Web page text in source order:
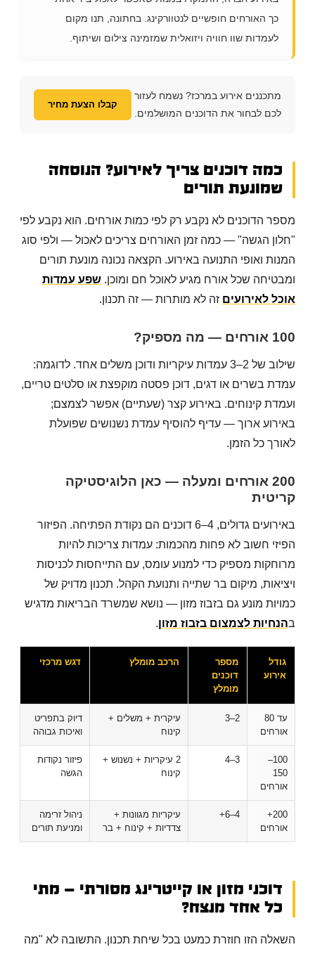
כך האורחים חופשיים לנטוורקינג. בחתונה, תנו מקום
לעמדות שוו חוויה ויזואלית שמזמינה צילום ושיתוף.
מתכננים אירוע במרכז? נשמח לעזור
לכם לבחור את הדוכנים המושלמים.
קבלו הצעת מחיר
כמה דוכנים צריך לאירוע? הנוסחה
שמונעת תורים
מספר הדוכנים לא נקבע רק לפי כמות אורחים. הוא נקבע לפי
"חלון הגשה" — כמה זמן האורחים צריכים לאכול — ולפי סוג
המנות ואופי התנועה באירוע. הקצאה נכונה מונעת תורים
ומבטיחה שכל אורח מגיע לאוכל חם ומוכן. שפע עמדות
אוכל לאירועים זה לא מותרות — זה תכנון.
100 אורחים — מה מספיק?
שילוב של 2–3 עמדות עיקריות ודוכן משלים אחד. לדוגמה:
עמדת בשרים או דגים, דוכן פסטה מוקפצת או סלטים טריים,
ועמדת קינוחים. באירוע קצר (שעתיים) אפשר לצמצם;
באירוע ארוך — עדיף להוסיף עמדת נשנושים שפועלת
לאורך כל הזמן.
200 אורחים ומעלה — כאן הלוגיסטיקה
קריטית
באירועים גדולים, 4–6 דוכנים הם נקודת הפתיחה. הפיזור
הפיזי חשוב לא פחות מהכמות: עמדות צריכות להיות
מרוחקות מספיק כדי למנוע עומס, עם התייחסות לכניסות
ויציאות, מיקום בר שתייה ותנועת הקהל. תכנון מדויק של
כמויות מונע גם בזבוז מזון — נושא שמשרד הבריאות מדגיש
בהנחיות לצמצום בזבוז מזון.
גודל
אירוע
מספר
דוכנים
מומלץ
הרכב מומלץ דגש מרכזי
עד 80
אורחים
2–3
עיקרית + משלים +
קינוח
דיוק בתפריט
ואיכות גבוהה
100–
150
אורחים
3–4
2 עיקריות + נשנוש +
קינוח
פיזור נקודות
הגשה
200+
אורחים
4–6+
עיקריות מגוונות +
צדדיות + קינוח + בר
ניהול זרימה
ומניעת תורים
דוכני מזון או קייטרינג מסורתי — מתי
כל אחד מנצח?
השאלה הזו חוזרת כמעט בכל שיחת תכנון. התשובה לא "מה